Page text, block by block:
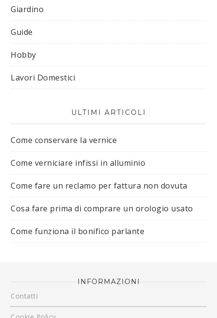
Giardino
Guide
Hobby
Lavori Domestici
ULTIMI ARTICOLI
Come conservare la vernice
Come verniciare infissi in alluminio
Come fare un reclamo per fattura non dovuta
Cosa fare prima di comprare un orologio usato
Come funziona il bonifico parlante
INFORMAZIONI
Contatti